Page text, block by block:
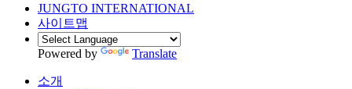
JUNGTO INTERNATIONAL
사이트맵
Powered by Translate
소개